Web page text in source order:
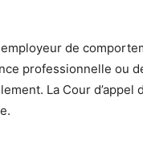
de
professionnelle ou
La Cour d’appel